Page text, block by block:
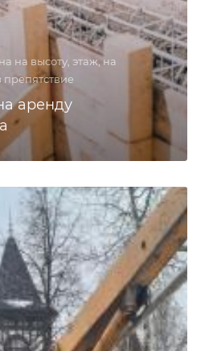
на высоту, этаж, на
препятствие
аренду